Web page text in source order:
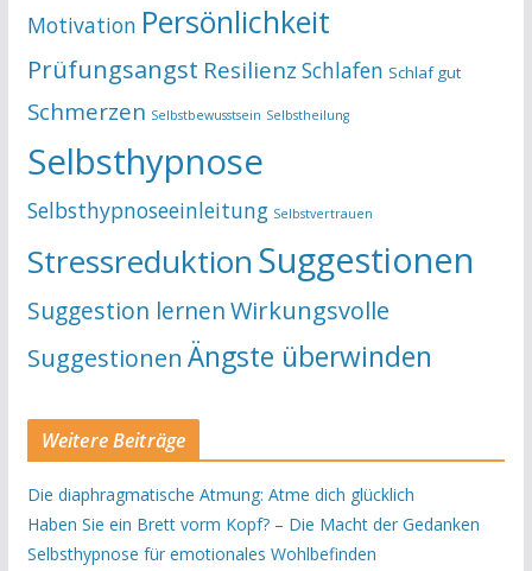
Motivation Persönlichkeit
Prüfungsangst Resilienz Schlafen Schlaf gut
Schmerzen Selbstbewusstsein Selbstheilung
Selbsthypnose
Selbsthypnoseeinleitung Selbstvertrauen
StressreduktionSuggestionen
Suggestion lernenWirkungsvolle
Suggestionen Ängste überwinden
Weitere Beiträge
Die diaphragmatische Atmung: Atme dich glücklich
Haben Sie ein Brett vorm Kopf? – Die Macht der Gedanken
Selbsthypnose für emotionales Wohlbefinden